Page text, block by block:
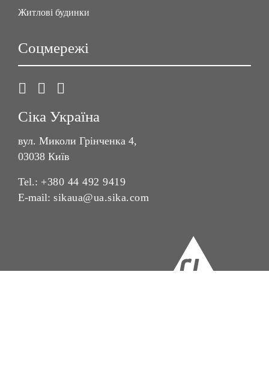
Житлові будинки
Соцмережі
Сіка Україна
вул. Миколи Грінченка 4,
03038 Київ
Tel.: +380 44 492 9419
E-mail: sikaua@ua.sika.com